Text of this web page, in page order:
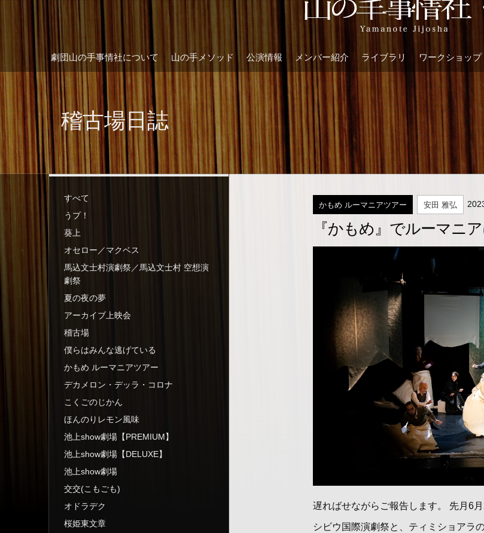
劇団山の手事情社について 山の手メソッド 公演情報 メンバー紹介 ライブラリ ワークショップ
稽古場日誌
かもめ ルーマニアツアー 安田 雅弘
『かもめ』でルーマニ
遅ればせながらご報告します。 先月6
シビウ国際演劇祭と、ティミショアラ
すべて
うプ！
葵上
オセロー／マクベス
馬込文士村演劇祭／馬込文士村 空想演
劇祭
夏の夜の夢
アーカイブ上映会
稽古場
僕らはみんな逃げている
かもめ ルーマニアツアー
デカメロン・デッラ・コロナ
こくごのじかん
ほんのりレモン風味
池上show劇場【PREMIUM】
池上show劇場【DELUXE】
池上show劇場
交交(こもごも)
オドラデク
桜姫東文章